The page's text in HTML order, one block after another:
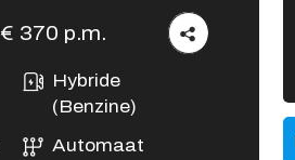
€ 370 p.m.
Hybride
(Benzine)
Automaat